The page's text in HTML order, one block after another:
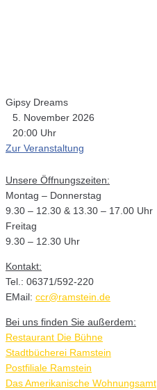
Gipsy Dreams
5. November 2026
20:00 Uhr
Zur Veranstaltung
Unsere Öffnungszeiten:
Montag – Donnerstag
9.30 – 12.30 & 13.30 – 17.00 Uhr
Freitag
9.30 – 12.30 Uhr
Kontakt:
Tel.: 06371/592-220
EMail: ccr@ramstein.de
Bei uns finden Sie außerdem:
Restaurant Die Bühne
Stadtbücherei Ramstein
Postfiliale Ramstein
Das Amerikanische Wohnungsamt